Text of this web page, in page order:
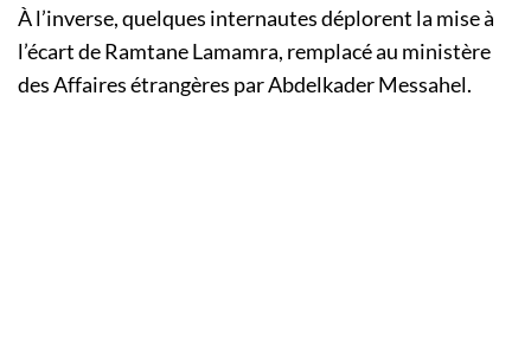
À l’inverse, quelques internautes déplorent la mise à
l’écart de Ramtane Lamamra, remplacé au ministère
des Affaires étrangères par Abdelkader Messahel.